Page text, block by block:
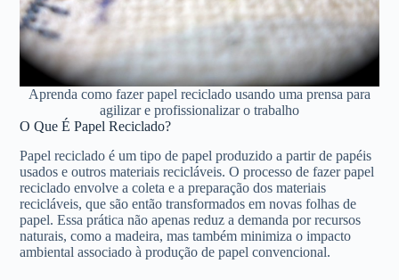
Aprenda como fazer papel reciclado usando uma prensa para
agilizar e profissionalizar o trabalho
O Que É Papel Reciclado?
Papel reciclado é um tipo de papel produzido a partir de papéis
usados e outros materiais recicláveis. O processo de fazer papel
reciclado envolve a coleta e a preparação dos materiais
recicláveis, que são então transformados em novas folhas de
papel. Essa prática não apenas reduz a demanda por recursos
naturais, como a madeira, mas também minimiza o impacto
ambiental associado à produção de papel convencional.